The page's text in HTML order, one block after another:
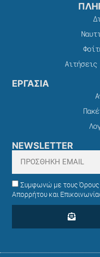
ΕΡΓΑΣΙΑ
NEWSLETTER
Συμφωνώ με τους Όρους
Απορρήτου και